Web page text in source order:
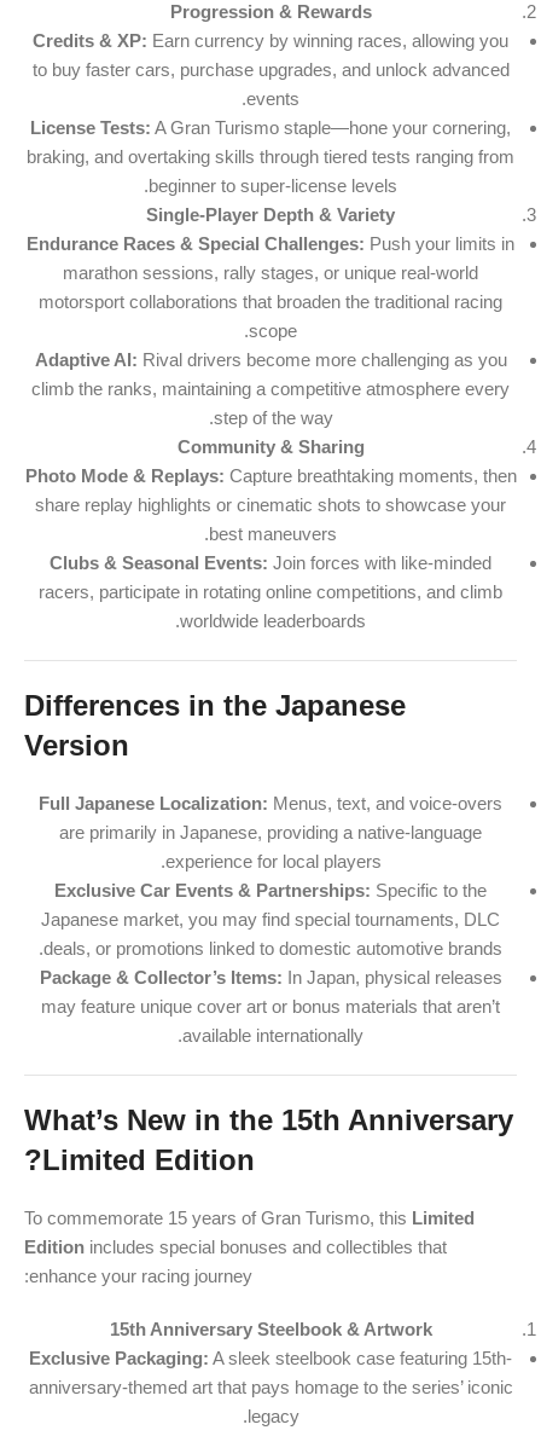
Progression & Rewards
Credits & XP: Earn currency by winning races, allowing you
to buy faster cars, purchase upgrades, and unlock advanced
events.
License Tests: A Gran Turismo staple—hone your cornering,
braking, and overtaking skills through tiered tests ranging from
beginner to super-license levels.
Single-Player Depth & Variety
Endurance Races & Special Challenges: Push your limits in
marathon sessions, rally stages, or unique real-world
motorsport collaborations that broaden the traditional racing
scope.
Adaptive AI: Rival drivers become more challenging as you
climb the ranks, maintaining a competitive atmosphere every
step of the way.
Community & Sharing
Photo Mode & Replays: Capture breathtaking moments, then
share replay highlights or cinematic shots to showcase your
best maneuvers.
Clubs & Seasonal Events: Join forces with like-minded
racers, participate in rotating online competitions, and climb
worldwide leaderboards.
Differences in the Japanese
Version
Full Japanese Localization: Menus, text, and voice-overs
are primarily in Japanese, providing a native-language
experience for local players.
Exclusive Car Events & Partnerships: Specific to the
Japanese market, you may find special tournaments, DLC
deals, or promotions linked to domestic automotive brands.
Package & Collector’s Items: In Japan, physical releases
may feature unique cover art or bonus materials that aren’t
available internationally.
What’s New in the 15th Anniversary
Limited Edition?
To commemorate 15 years of Gran Turismo, this Limited
Edition includes special bonuses and collectibles that
enhance your racing journey:
15th Anniversary Steelbook & Artwork
Exclusive Packaging: A sleek steelbook case featuring 15th-
anniversary-themed art that pays homage to the series’ iconic
legacy.